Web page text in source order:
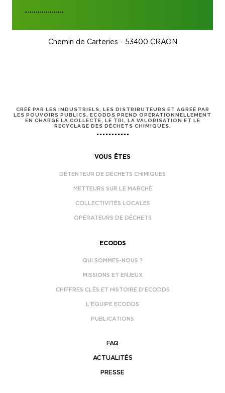
Chemin de Carteries - 53400 CRAON
CRÉÉ PAR LES INDUSTRIELS, LES DISTRIBUTEURS ET AGRÉÉ PAR
LES POUVOIRS PUBLICS, ECODDS PREND OPÉRATIONNELLEMENT
EN CHARGE LA COLLECTE, LE TRI, LA VALORISATION ET LE
RECYCLAGE DES DÉCHETS CHIMIQUES.
VOUS ÊTES
DÉTENTEUR DE DÉCHETS CHIMIQUES
METTEURS SUR LE MARCHÉ
COLLECTIVITÉS LOCALES
OPÉRATEURS DE DÉCHETS
ECODDS
QUI SOMMES-NOUS ?
MISSIONS ET ENJEUX
CHIFFRES CLÉS ET HISTOIRE D’ECODDS
L’ÉQUIPE ECODDS
PUBLICATIONS
FAQ
ACTUALITÉS
PRESSE